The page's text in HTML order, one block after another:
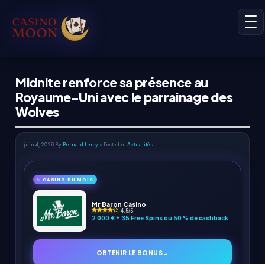
Midnite renforce sa présence au
Royaume-Uni avec le parrainage des
Wolves
juin 4, 2026 By Bernard Leroy • Posted in Actualités
✨ CASINO DU MOIS
Mr Baron Casino
4.5/5
2 000 € + 35 Free Spins ou 50 % de cashback
OBTENIR LE BONUS→